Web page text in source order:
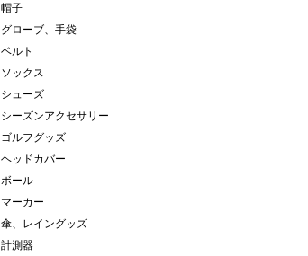
帽子
グローブ、手袋
ベルト
ソックス
シューズ
シーズンアクセサリー
ゴルフグッズ
ヘッドカバー
ボール
マーカー
傘、レイングッズ
計測器